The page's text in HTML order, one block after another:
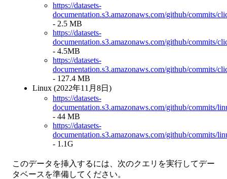
https://datasets-
documentation.s3.amazonaws.com/github/commits/
- 2.5 MB
https://datasets-
documentation.s3.amazonaws.com/github/commits/
- 4.5MB
https://datasets-
documentation.s3.amazonaws.com/github/commits/
- 127.4 MB
Linux (2022年11月8日)
https://datasets-
documentation.s3.amazonaws.com/github/commits/
- 44 MB
https://datasets-
documentation.s3.amazonaws.com/github/commits/
- 1.1G
このデータを挿入するには、次のクエリを実行してデー
タベースを準備してください。